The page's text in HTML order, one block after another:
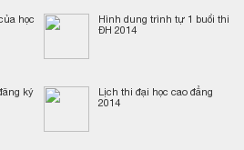
học
Hình dung trình tự 1 buổi thi
ĐH 2014
ký
Lịch thi đại học cao đẳng
2014